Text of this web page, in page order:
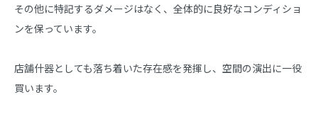
その他に特記するダメージはなく、全体的に良好なコンディショ
ンを保っています。
店舗什器としても落ち着いた存在感を発揮し、空間の演出に一役
買います。